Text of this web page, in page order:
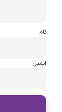
نام
ایمیل